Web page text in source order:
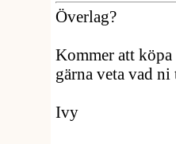
Överlag?
Kommer att
gärna veta vad
Ivy